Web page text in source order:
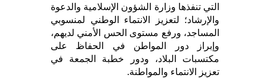
التي تنفذها وزارة الشؤون الإسلامية والدعوة
والإرشاد؛ لتعزيز الانتماء الوطني لمنسوبي
المساجد، ورفع مستوى الحس الأمني لديهم،
وإبراز دور المواطن في الحفاظ على
مكتسبات البلاد، ودور خطبة الجمعة في
تعزيز الانتماء والمواطنة.